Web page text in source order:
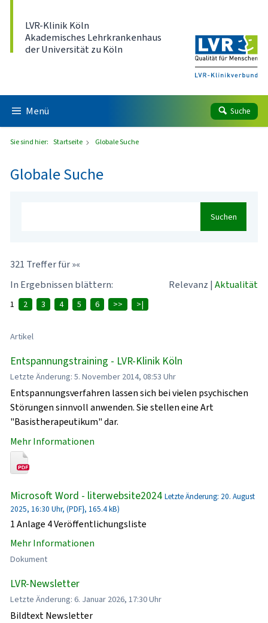
LVR-Klinik Köln
Akademisches Lehrkrankenhaus
der Universität zu Köln
Menü Suche
Sie sind hier: Startseite Globale Suche
Globale Suche
Suchen
321 Treffer für »«
In Ergebnissen blättern:
Relevanz | Aktualität
1 2 3 4 5 6 >> >|
Artikel
Entspannungstraining - LVR-Klinik Köln
Letzte Änderung: 5. November 2014, 08:53 Uhr
Entspannungsverfahren lassen sich bei vielen psychischen
Störungen sinnvoll anwenden. Sie stellen eine Art
"Basistherapeutikum" dar.
Mehr Informationen
Microsoft Word - literwebsite2024 Letzte Änderung: 20. August
2025, 16:30 Uhr, (PDF}, 165.4 kB)
1 Anlage 4 Veröffentlichungsliste
Mehr Informationen
Dokument
LVR-Newsletter
Letzte Änderung: 6. Januar 2026, 17:30 Uhr
Bildtext Newsletter